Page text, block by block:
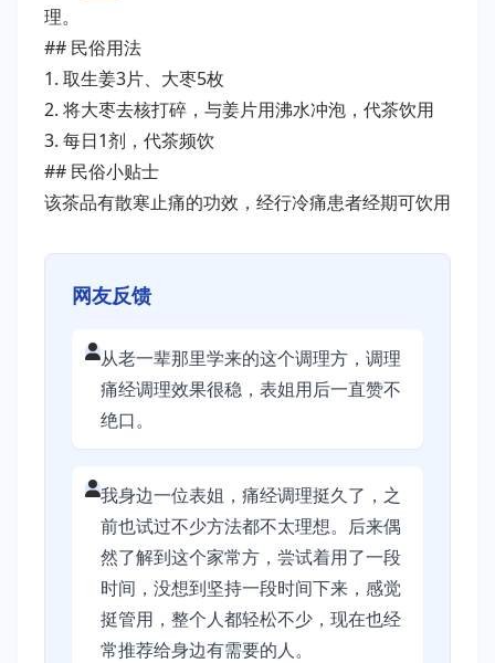
理。
## 民俗用法
1. 取生姜3片、大枣5枚
2. 将大枣去核打碎，与姜片用沸水冲泡，代茶饮用
3. 每日1剂，代茶频饮
## 民俗小贴士
该茶品有散寒止痛的功效，经行冷痛患者经期可饮用
网友反馈
从老一辈那里学来的这个调理方，调理
痛经调理效果很稳，表姐用后一直赞不
绝口。
我身边一位表姐，痛经调理挺久了，之
前也试过不少方法都不太理想。后来偶
然了解到这个家常方，尝试着用了一段
时间，没想到坚持一段时间下来，感觉
挺管用，整个人都轻松不少，现在也经
常推荐给身边有需要的人。